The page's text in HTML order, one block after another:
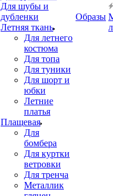
Для шубы и
дубленки
Летняя ткань
Для летнего
костюма
Для топа
Для туники
Для шорт и
юбки
Летние
платья
Плащевая
Для
бомбера
Для куртки
ветровки
Для тренча
Металлик
Образы